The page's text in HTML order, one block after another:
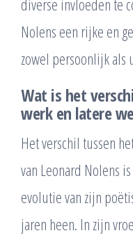
diverse invloeden te
Nolens een rijke en
zowel persoonlijk als
Wat is het
werk en latere
Het verschil tussen
van Leonard Nolens
evolutie van zijn
jaren heen. In zijn